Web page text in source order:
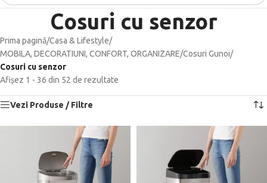
Cosuri cu senzor
Prima pagină/Casa & Lifestyle/
MOBILA, DECORATIUNI, CONFORT, ORGANIZARE/Cosuri Gunoi/
Cosuri cu senzor
Afișez 1 - 36 din 52 de rezultate
Vezi Produse / Filtre